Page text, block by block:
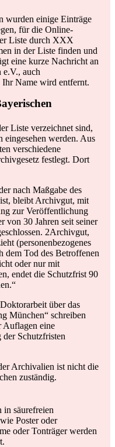
wurden einige Einträge
für die Online-
Liste durch XXX
in der Liste finden und
eine kurze Nachricht an
auch
Ihr Name wird entfernt.
Liste verzeichnet sind,
eingesehen werden. Aus
verschiedene
festlegt. Dort
nach Maßgabe des
bleibt Archivgut, mit
zur Veröffentlichung
von 30 Jahren seit seiner
2Archivgut,
(personenbezogenes
dem Tod des Betroffenen
oder nur mit
endet die Schutzfrist 90
über das
München“ schreiben
Auflagen eine
Schutzfristen
Archivalien ist nicht die
zuständig.
säurefreien
Poster oder
oder Tonträger werden